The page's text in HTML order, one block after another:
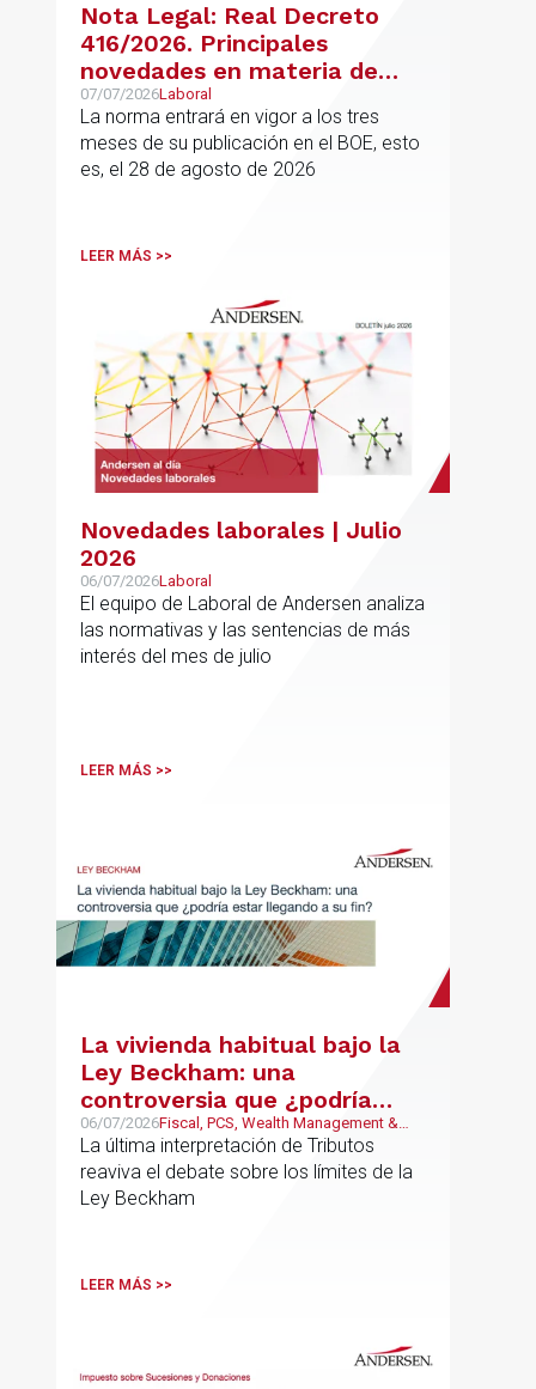
Nota Legal: Real Decreto
416/2026. Principales
novedades en materia de
jubilación flexible y jubilación
demorada
07/07/2026Laboral
La norma entrará en vigor a los tres
meses de su publicación en el BOE, esto
es, el 28 de agosto de 2026
LEER MÁS >>
Novedades laborales | Julio
2026
06/07/2026Laboral
El equipo de Laboral de Andersen analiza
las normativas y las sentencias de más
interés del mes de julio
LEER MÁS >>
La vivienda habitual bajo la
Ley Beckham: una
controversia que ¿podría
estar llegando a su fin?
06/07/2026Fiscal, PCS, Wealth Management &
Family Business
La última interpretación de Tributos
reaviva el debate sobre los límites de la
Ley Beckham
LEER MÁS >>